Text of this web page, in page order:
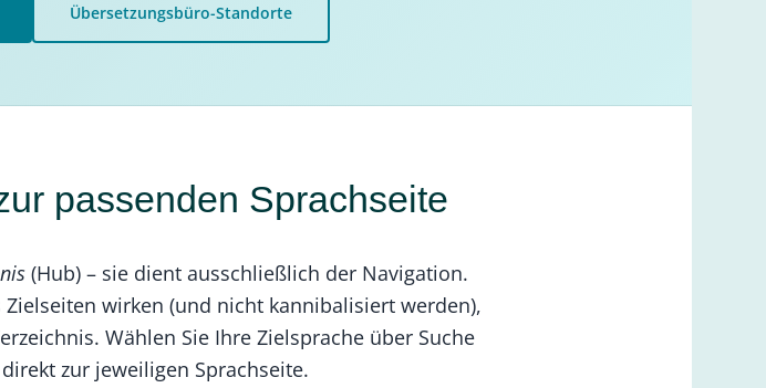
Übersetzungsbüro-Standorte
passenden Sprachseite
(Hub) – sie dient ausschließlich der Navigation.
wirken (und nicht kannibalisiert werden),
Wählen Sie Ihre Zielsprache über Suche
zur jeweiligen Sprachseite.